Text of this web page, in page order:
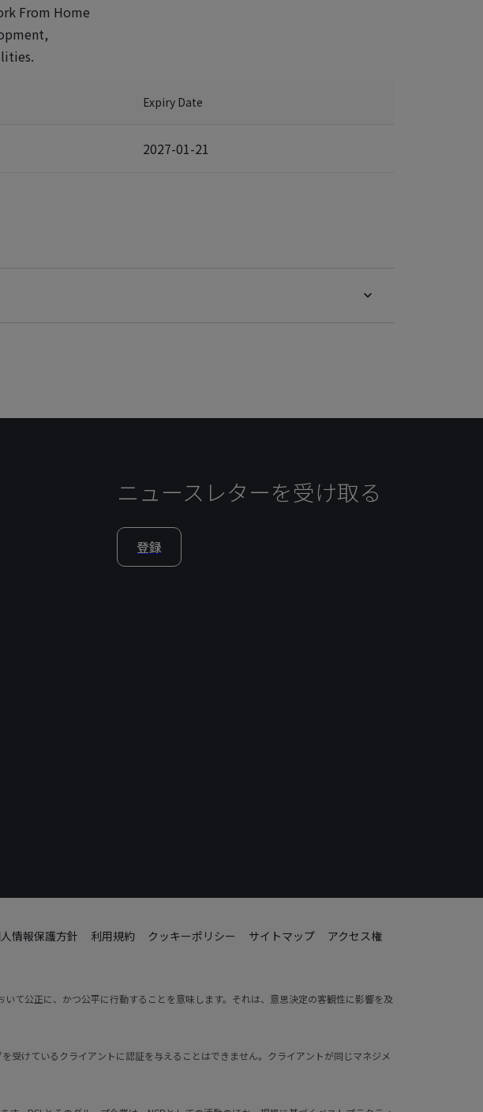
From Home
Expiry Date
2027-01-21
ニュースレターを受け取る
登録
情報保護方針 利用規約 クッキーポリシー サイトマップ アクセス権
て公正に、かつ公平に行動することを意味します。それは、意思決定の客観性に影響を及
受けているクライアントに認証を与えることはできません。クライアントが同じマネジメ